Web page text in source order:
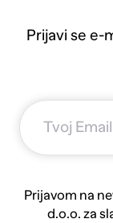
Prijavi se e-
Prijavom na
d.o.o. za